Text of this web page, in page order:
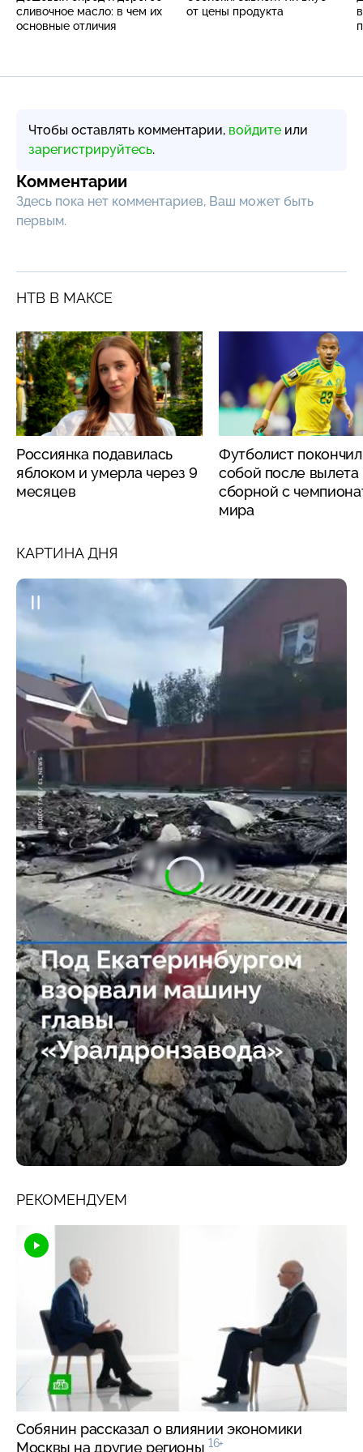
сливочное масло: в чем их
основные отличия
от цены продукта
Чтобы оставлять комментарии, войдите или
зарегистрируйтесь.
Комментарии
Здесь пока нет комментариев, Ваш может быть
первым.
НТВ В МАКСЕ
Россиянка подавилась
яблоком и умерла через 9
месяцев
Футболист
собой после вылета
сборной с
мира
КАРТИНА ДНЯ
РЕКОМЕНДУЕМ
Собянин рассказал о влиянии экономики
Москвы на другие регионы 16+